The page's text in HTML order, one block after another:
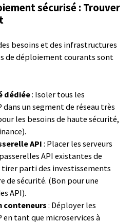
sécurisé : Trouver
besoins et des infrastructures
de déploiement courants sont
dédiée: Isoler tous les
un segment de réseau très
les besoins de haute sécurité,
API : Placer les serveurs
API existantes de
parti des investissements
de sécurité. (Bon pour une
API).
conteneurs : Déployer les
en tant que microservices à